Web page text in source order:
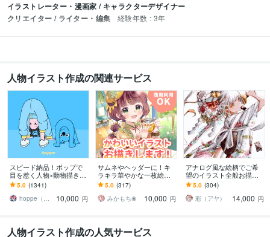
イラストレーター・漫画家 / キャラクターデザイナー
クリエイター / ライター・編集
経験年数 : 3年
人物イラスト作成の関連サービス
スピード納品！ポップで
目を惹く人物×動物描きま
す 挿絵・動画・グッズな
ど鮮やかな配色で個性を
出したい方へ
5.0 (1341)
hoppe（ほっぺ）
10,000 円
サムネやヘッダーに！キ
ラキラ華やかな一枚絵描
きます 商用OK！淡くて可
愛い小物や背景、衣装の
デザインも♪
5.0 (317)
みかもち❀
10,000 円
アナログ風な絵柄でご希
望のイラスト全般お描き
します 年賀絵、アイコ
ン、MV絵、サムネ、キー
ビジュアル、キャラデザ
5.0 (304)
彩（アヤ）
14,000 円
人物イラスト作成の人気サービス